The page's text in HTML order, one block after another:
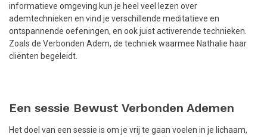
informatieve omgeving kun je heel veel lezen over
ademtechnieken en vind je verschillende meditatieve en
ontspannende oefeningen, en ook juist activerende technieken.
Zoals de Verbonden Adem, de techniek waarmee Nathalie haar
cliënten begeleidt.
Een sessie Bewust Verbonden Ademen
Het doel van een sessie is om je vrij te gaan voelen in je lichaam,